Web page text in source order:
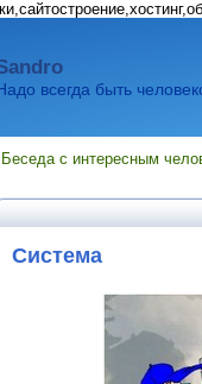
всегда быть
с интересным
Система